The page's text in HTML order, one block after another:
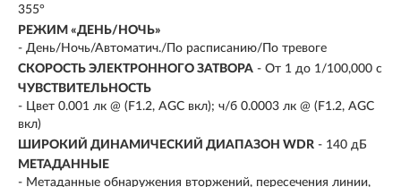
355°
РЕЖИМ «ДЕНЬ/НОЧЬ»
- День/Ночь/Автоматич./По расписанию/По тревоге
СКОРОСТЬ ЭЛЕКТРОННОГО ЗАТВОРА - От 1 до 1/100,000 с
ЧУВСТВИТЕЛЬНОСТЬ
- Цвет 0.001 лк @ (F1.2, AGC вкл); ч/б 0.0003 лк @ (F1.2, AGC
вкл)
ШИРОКИЙ ДИНАМИЧЕСКИЙ ДИАПАЗОН WDR - 140 дБ
МЕТАДАННЫЕ
- Метаданные обнаружения вторжений, пересечения линии,